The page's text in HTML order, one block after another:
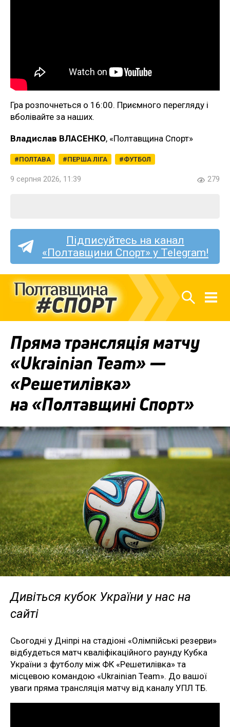
Гра розпочнеться о 16:00. Приємного перегляду і
вболівайте за наших.
Владислав ВЛАСЕНКО, «Полтавщина Спорт»
ПОЛТАВА ПЕРША ЛІГА ФУТБОЛ
9 серпня 2026, 11:39 279
Підписуйтесь на канал
«Полтавщини Спорт» у Telegram!
Пряма трансляція матчу
«Ukrainian Team» —
«Решетилівка»
на «Полтавщині Спорт»
Дивіться кубок України у нас на
сайті
Сьогодні у Дніпрі на стадіоні «Олімпійські резерви»
відбудеться матч кваліфікаційного раунду Кубка
України з футболу між ФК «Решетилівка» та
місцевою командою «Ukrainian Team». До вашої
уваги пряма трансляція матчу від каналу УПЛ ТБ.